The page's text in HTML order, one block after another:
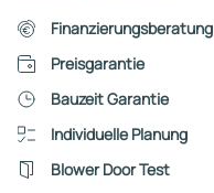
Finanzierungsberatung
Preisgarantie
Bauzeit Garantie
Individuelle Planung
Blower Door Test